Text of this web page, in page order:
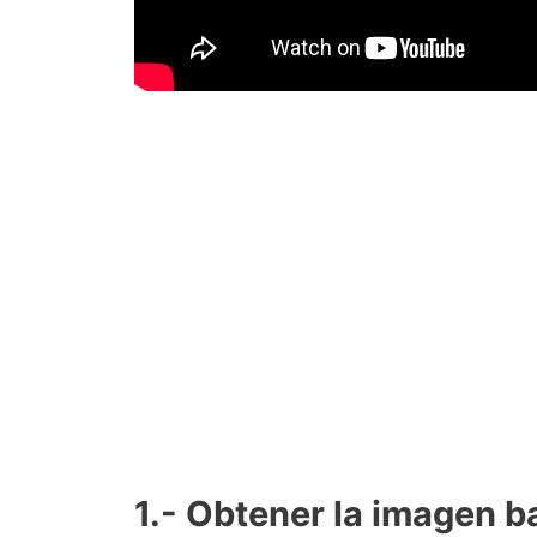
1.- Obtener la imagen